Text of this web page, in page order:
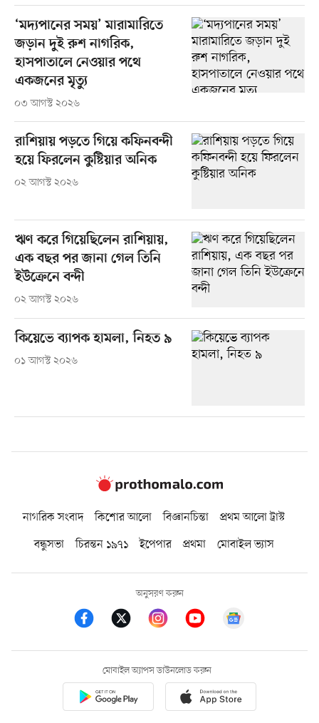
‘মদ্যপানের সময়’ মারামারিতে
জড়ান দুই রুশ নাগরিক,
হাসপাতালে নেওয়ার পথে
একজনের মৃত্যু
০৩ আগস্ট ২০২৬
রাশিয়ায় পড়তে গিয়ে কফিনবন্দী
হয়ে ফিরলেন কুষ্টিয়ার অনিক
০২ আগস্ট ২০২৬
ঋণ করে গিয়েছিলেন রাশিয়ায়,
এক বছর পর জানা গেল তিনি
ইউক্রেনে বন্দী
০২ আগস্ট ২০২৬
কিয়েভে ব্যাপক হামলা, নিহত ৯
০১ আগস্ট ২০২৬
নাগরিক সংবাদ কিশোর আলো বিজ্ঞানচিন্তা
প্রথম আলো ট্রাস্ট
বন্ধুসভা
চিরন্তন ১৯৭১ ইপেপার প্রথমা মোবাইল ভ্যাস
অনুসরণ করুন
মোবাইল অ্যাপস ডাউনলোড করুন